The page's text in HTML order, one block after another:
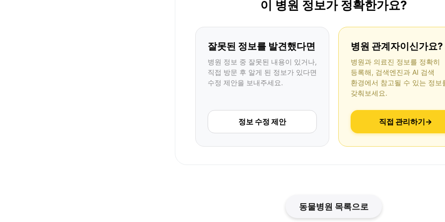
이 병원 정보가 정확한가요?
잘못된 정보를 발견했다면
병원 정보 중 잘못된 내용이 있거나,
직접 방문 후 알게 된 정보가 있다면
수정 제안을 보내주세요.
정보 수정 제안
병원 관계자이신가요?
병원과 의료진 정보를 정확히
등록해, 검색엔진과 AI 검색
환경에서 참고될 수 있는 정보
갖춰보세요.
직접 관리하기→
동물병원 목록으로